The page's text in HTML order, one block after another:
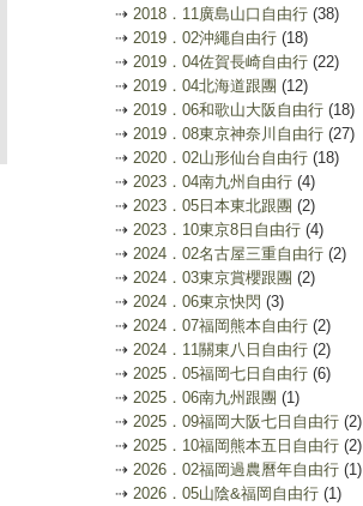
⇢ 2018．11廣島山口自由行 (38)
⇢ 2019．02沖繩自由行 (18)
⇢ 2019．04佐賀長崎自由行 (22)
⇢ 2019．04北海道跟團 (12)
⇢ 2019．06和歌山大阪自由行 (18)
⇢ 2019．08東京神奈川自由行 (27)
⇢ 2020．02山形仙台自由行 (18)
⇢ 2023．04南九州自由行 (4)
⇢ 2023．05日本東北跟團 (2)
⇢ 2023．10東京8日自由行 (4)
⇢ 2024．02名古屋三重自由行 (2)
⇢ 2024．03東京賞櫻跟團 (2)
⇢ 2024．06東京快閃 (3)
⇢ 2024．07福岡熊本自由行 (2)
⇢ 2024．11關東八日自由行 (2)
⇢ 2025．05福岡七日自由行 (6)
⇢ 2025．06南九州跟團 (1)
⇢ 2025．09福岡大阪七日自由行 (2)
⇢ 2025．10福岡熊本五日自由行 (2)
⇢ 2026．02福岡過農曆年自由行 (1)
⇢ 2026．05山陰&福岡自由行 (1)